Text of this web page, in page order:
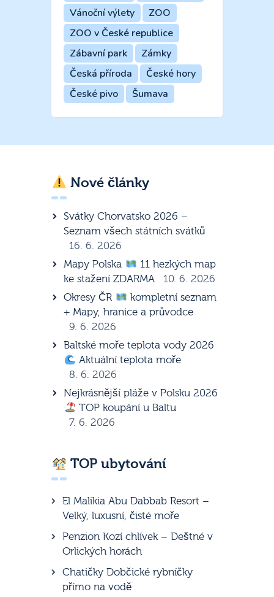
Vánoční výlety
ZOO
ZOO v České republice
Zábavní park
Zámky
Česká příroda
České hory
České pivo
Šumava
Nové články
Svátky Chorvatsko 2026 –
Seznam všech státních svátků
16. 6. 2026
Mapy Polska
11 hezkých map
ke stažení ZDARMA
10. 6. 2026
Okresy ČR
kompletní seznam
+ Mapy, hranice a průvodce
9. 6. 2026
Baltské moře teplota vody 2026
Aktuální teplota moře
8. 6. 2026
Nejkrásnější pláže v Polsku 2026
TOP koupání u Baltu
7. 6. 2026
TOP ubytování
El Malikia Abu Dabbab Resort –
Velký, luxusní, čisté moře
Penzion Kozí chlívek – Deštné v
Orlických horách
Chatičky Dobčické rybníčky
přímo na vodě